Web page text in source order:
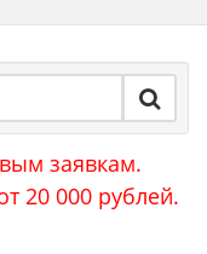
заявкам.
20 000 рублей.